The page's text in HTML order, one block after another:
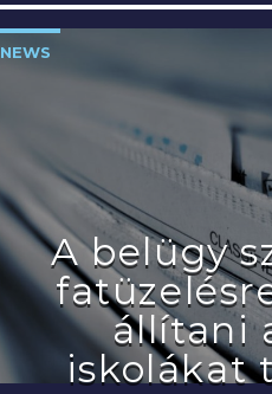
NEWS
A belügy
állítani
iskolákat